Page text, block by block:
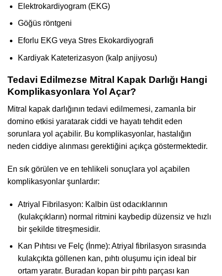
Elektrokardiyogram (EKG)
Göğüs röntgeni
Eforlu EKG veya Stres Ekokardiyografi
Kardiyak Kateterizasyon (kalp anjiyosu)
Tedavi Edilmezse Mitral Kapak Darlığı Hangi
Komplikasyonlara Yol Açar?
Mitral kapak darlığının tedavi edilmemesi, zamanla bir
domino etkisi yaratarak ciddi ve hayatı tehdit eden
sorunlara yol açabilir. Bu komplikasyonlar, hastalığın
neden ciddiye alınması gerektiğini açıkça göstermektedir.
En sık görülen ve en tehlikeli sonuçlara yol açabilen
komplikasyonlar şunlardır:
Atriyal Fibrilasyon: Kalbin üst odacıklarının
(kulakçıkların) normal ritmini kaybedip düzensiz ve hızlı
bir şekilde titreşmesidir.
Kan Pıhtısı ve Felç (İnme): Atriyal fibrilasyon sırasında
kulakçıkta göllenen kan, pıhtı oluşumu için ideal bir
ortam yaratır. Buradan kopan bir pıhtı parçası kan